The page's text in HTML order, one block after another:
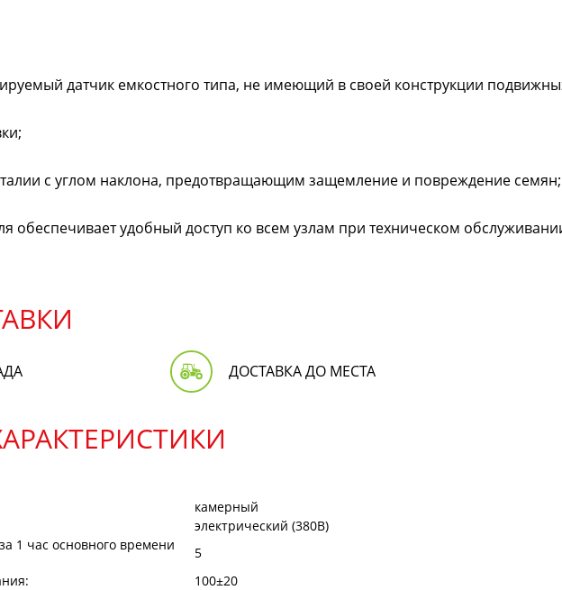
датчик емкостного типа, не имеющий в своей конструкции
с углом наклона, предотвращающим защемление и повреждение семян;
обеспечивает удобный доступ ко всем узлам при техническом
ДОСТАВКА ДО МЕСТА
камерный
электрический (380В)
1 час основного времени
5
100±20